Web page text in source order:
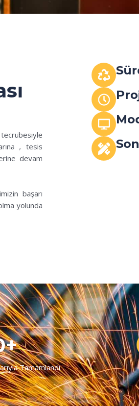
, tesis
devam
başarı
yolunda
Tamamlandı.